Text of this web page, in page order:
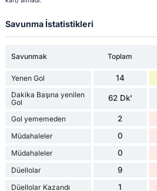
Savunma İstatistikleri
Savunmak Toplam
Yenen Gol 14
Dakika Başına yenilen
Gol
62 Dk'
Gol yememeden 2
Müdahaleler 0
Müdahaleler 0
Düellolar 9
Düellolar Kazandı 1